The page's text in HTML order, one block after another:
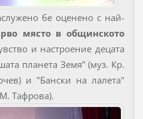
бе оценено с най-
място в общинското
и настроение децата
планета Земя" (муз. Кр.
и "Бански на лалета"
Тафрова).